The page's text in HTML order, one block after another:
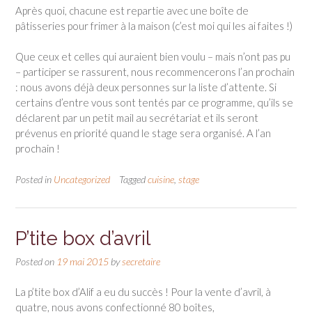
Après quoi, chacune est repartie avec une boîte de
pâtisseries pour frimer à la maison (c’est moi qui les ai faites !)
Que ceux et celles qui auraient bien voulu – mais n’ont pas pu
– participer se rassurent, nous recommencerons l’an prochain
: nous avons déjà deux personnes sur la liste d’attente. Si
certains d’entre vous sont tentés par ce programme, qu’ils se
déclarent par un petit mail au secrétariat et ils seront
prévenus en priorité quand le stage sera organisé. A l’an
prochain !
Posted in Uncategorized Taggedcuisine stage
P’tite box d’avril
Posted on 19 mai 2015 bysecretaire
La p’tite box d’Alif a eu du succès ! Pour la vente d’avril, à
quatre, nous avons confectionné 80 boîtes,